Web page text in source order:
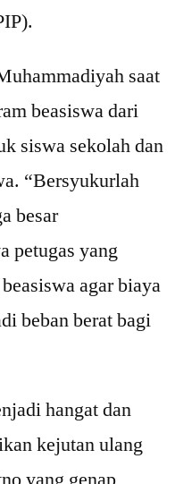
saat
beasiswa dari
siswa sekolah dan
“Bersyukurlah
besar
petugas yang
agar biaya
beban berat bagi
hangat dan
kejutan ulang